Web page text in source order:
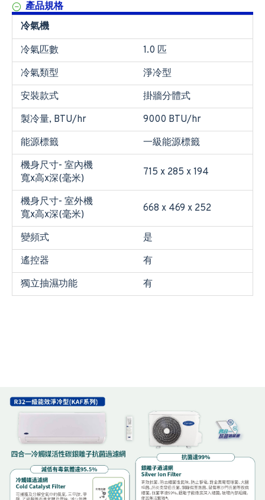
產品規格
冷氣機
冷氣匹數
1.0 匹
冷氣類型
淨冷型
安裝款式
掛牆分體式
製冷量, BTU/hr
9000 BTU/hr
能源標籤
一級能源標籤
機身尺寸- 室內機
寬x高x深(毫米)
715 x 285 x 194
機身尺寸- 室外機
寬x高x深(毫米)
668 x 469 x 252
變頻式
是
遙控器
有
獨立抽濕功能
有